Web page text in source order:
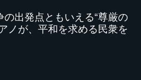
の出発点ともいえる“尊厳の
ノが、平和を求める民衆を